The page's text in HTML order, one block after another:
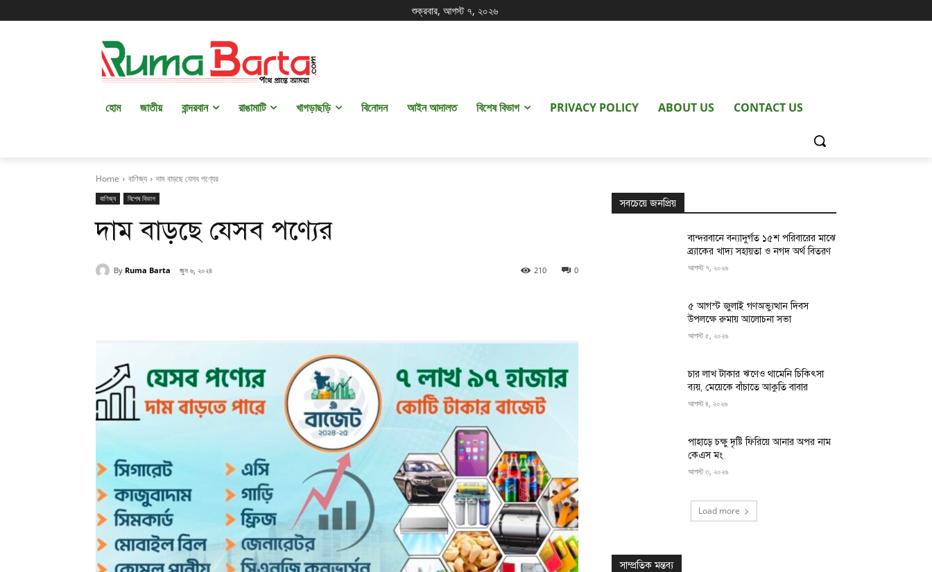
শুক্রবার, আগস্ট ৭, ২০২৬
হোম জাতীয় বান্দরবান রাঙামাটি খাগড়াছড়ি বিনোদন আইন আদালত বিশেষ বিভাগ PRIVACY POLICY ABOUT US CONTACT US
Home বাণিজ্য দাম বাড়ছে যেসব পণ্যের
বাণিজ্য বিশেষ বিভাগ
দাম বাড়ছে যেসব পণ্যের
By Ruma Barta জুন ৬, ২০২৪ 0
210
সবচেয়ে জনপ্রিয়
বান্দরবানে বন্যাদুর্গত ১৫শ পরিবারের মাঝে
ব্র্যাকের খাদ্য সহায়তা ও নগদ অর্থ বিতরণ
আগস্ট ৭, ২০২৬
৫ আগস্ট জুলাই গণঅভ্যুত্থান দিবস
উপলক্ষে রুমায় আলোচনা সভা
আগস্ট ৫, ২০২৬
চার লাখ টাকার ঋণেও থামেনি চিকিৎসা
ব্যয়, মেয়েকে বাঁচাতে আকুতি বাবার
আগস্ট ৪, ২০২৬
পাহাড়ে চক্ষু দৃষ্টি ফিরিয়ে আনার অপর নাম
কেএস মং
আগস্ট ৩, ২০২৬
Load more
সাম্প্রতিক মন্তব্য